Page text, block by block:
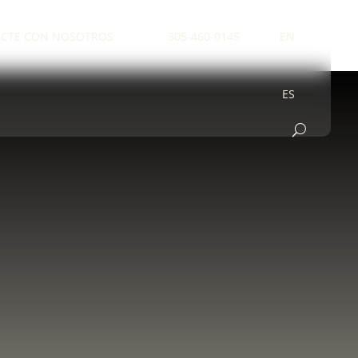
CON NOSOTROS 305-460-0145 EN
ES